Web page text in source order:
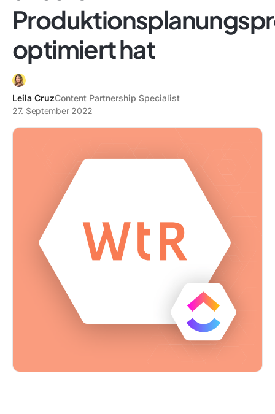
optimiert hat
Leila CruzContent Partnership Specialist
27. September 2022